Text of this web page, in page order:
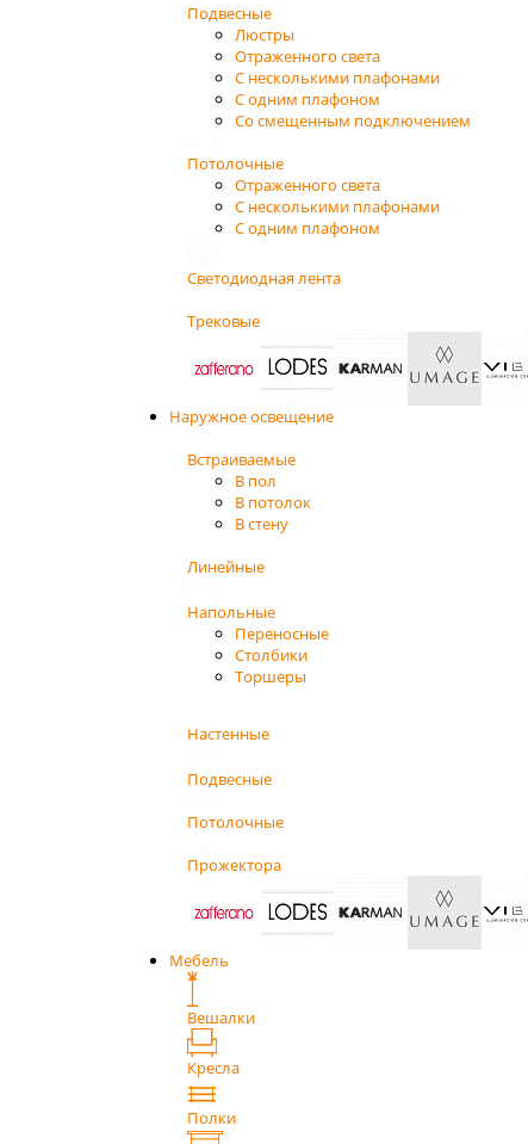
Подвесные
Люстры
Отраженного света
С несколькими плафонами
С одним плафоном
Со смещенным подключением
Потолочные
Отраженного света
С несколькими плафонами
С одним плафоном
Светодиодная лента
Трековые
Наружное освещение
Встраиваемые
В пол
В потолок
В стену
Линейные
Напольные
Переносные
Столбики
Торшеры
Настенные
Подвесные
Потолочные
Прожектора
Мебель
Вешалки
Кресла
Полки